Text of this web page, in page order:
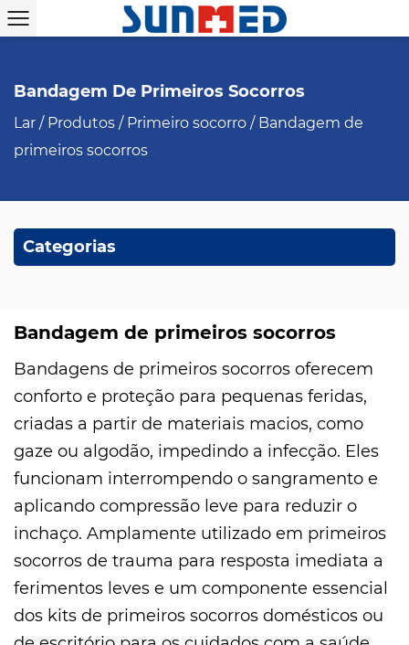
Bandagem De Primeiros Socorros
Lar / Produtos / Primeiro socorro / Bandagem de
primeiros socorros
Categorias
Bandagem de primeiros socorros
Bandagens de primeiros socorros oferecem
conforto e proteção para pequenas feridas,
criadas a partir de materiais macios, como
gaze ou algodão, impedindo a infecção. Eles
funcionam interrompendo o sangramento e
aplicando compressão leve para reduzir o
inchaço. Amplamente utilizado em primeiros
socorros de trauma para resposta imediata a
ferimentos leves e um componente essencial
dos kits de primeiros socorros domésticos ou